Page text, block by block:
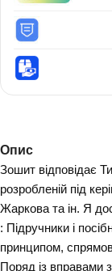
Опис
Зошит відповідає
розробленій під
Жаркова та ін. Я
: Підручники і
принципом,
Поряд із вправами